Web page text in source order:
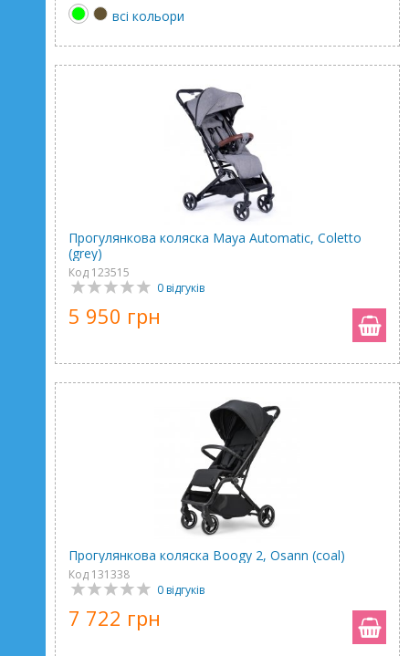
всі кольори
Прогулянкова коляска Maya Automatic, Coletto
(grey)
Код 123515
0 відгуків
5 950 грн
Прогулянкова коляска Boogy 2, Osann (coal)
Код 131338
0 відгуків
7 722 грн